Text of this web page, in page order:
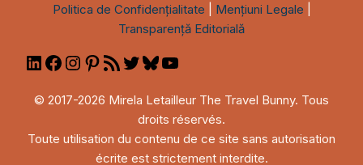
Politica de Confidențialitate Mențiuni Legale
Transparență Editorială
LinkedIn
Facebook
Instagram
Pinterest
RSSTwitterBluesky
© 2017-2026 Mirela Letailleur The Travel Bunny. Tous
droits réservés.
Toute utilisation du contenu de ce site sans autorisation
écrite est strictement interdite.